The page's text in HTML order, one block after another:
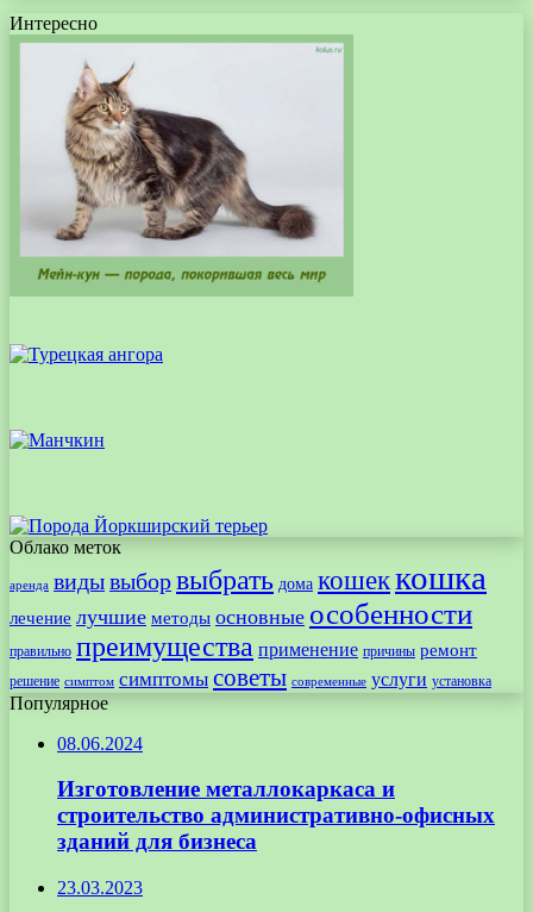
Интересно
Облако меток
аренда видывыборвыбрать дома кошеккошка
лечение лучшие методы основные особенности
правильно преимущества применение причины ремонт
решение симптом симптомы советы современные услуги установка
Популярное
08.06.2024
Изготовление металлокаркаса и
строительство административно-офисных
зданий для бизнеса
23.03.2023